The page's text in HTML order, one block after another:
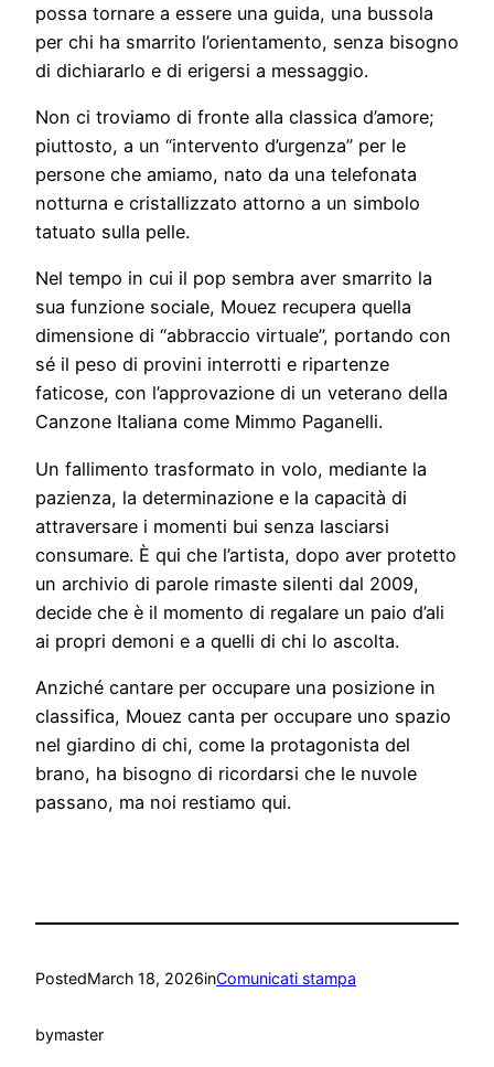
possa tornare a essere una guida, una bussola
per chi ha smarrito l’orientamento, senza bisogno
di dichiararlo e di erigersi a messaggio.
Non ci troviamo di fronte alla classica d’amore;
piuttosto, a un “intervento d’urgenza” per le
persone che amiamo, nato da una telefonata
notturna e cristallizzato attorno a un simbolo
tatuato sulla pelle.
Nel tempo in cui il pop sembra aver smarrito la
sua funzione sociale, Mouez recupera quella
dimensione di “abbraccio virtuale”, portando con
sé il peso di provini interrotti e ripartenze
faticose, con l’approvazione di un veterano della
Canzone Italiana come Mimmo Paganelli.
Un fallimento trasformato in volo, mediante la
pazienza, la determinazione e la capacità di
attraversare i momenti bui senza lasciarsi
consumare. È qui che l’artista, dopo aver protetto
un archivio di parole rimaste silenti dal 2009,
decide che è il momento di regalare un paio d’ali
ai propri demoni e a quelli di chi lo ascolta.
Anziché cantare per occupare una posizione in
classifica, Mouez canta per occupare uno spazio
nel giardino di chi, come la protagonista del
brano, ha bisogno di ricordarsi che le nuvole
passano, ma noi restiamo qui.
PostedMarch 18, 2026inComunicati stampa
bymaster